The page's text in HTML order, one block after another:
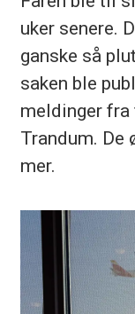
uker senere.
ganske så
saken ble
meldinger
Trandum. De
mer.